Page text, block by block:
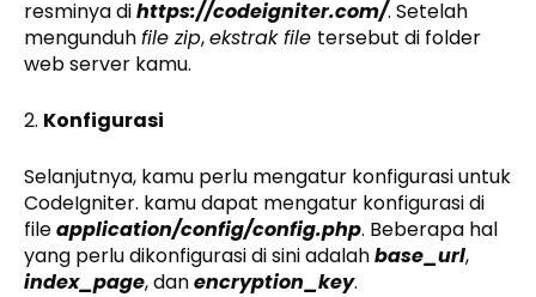
resminya dihttps://codeigniter.com/. Setelah
mengunduhfile zip,ekstrak file tersebut di folder
web server kamu.
2. Konfigurasi
Selanjutnya, kamu perlu mengatur konfigurasi untuk
CodeIgniter. kamu dapat mengatur konfigurasi di
fileapplication/config/config.php. Beberapa hal
yang perlu dikonfigurasi di sini adalahbase_url,
index_page, danencryption_key.